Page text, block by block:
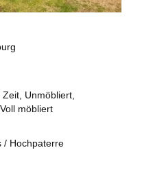
Unmöbliert,
möbliert
/ Hochpaterre